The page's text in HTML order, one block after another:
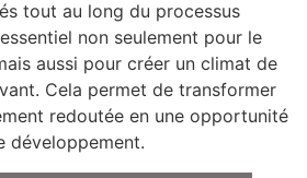
tout au long du processus
non seulement pour le
aussi pour créer un climat de
Cela permet de transformer
redoutée en une opportunité
développement.